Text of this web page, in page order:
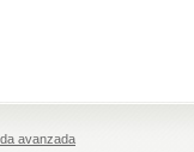
avanzada